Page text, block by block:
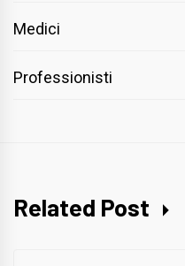
Medici
Professionisti
Related Post